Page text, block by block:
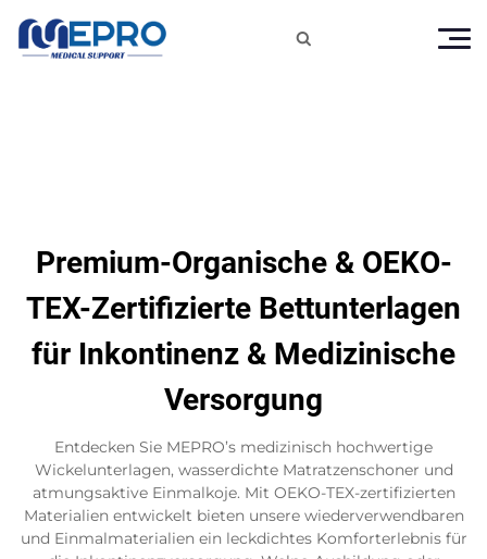

Premium-Organische & OEKO-
TEX-Zertifizierte Bettunterlagen
für Inkontinenz & Medizinische
Versorgung
Entdecken Sie MEPRO’s medizinisch hochwertige
Wickelunterlagen, wasserdichte Matratzenschoner und
atmungsaktive Einmalkoje. Mit OEKO-TEX-zertifizierten
Materialien entwickelt bieten unsere wiederverwendbaren
und Einmalmaterialien ein leckdichtes Komforterlebnis für